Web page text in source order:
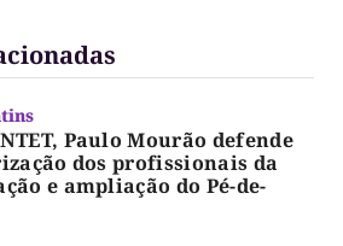
Paulo Mourão defende
dos profissionais da
e ampliação do Pé-de-